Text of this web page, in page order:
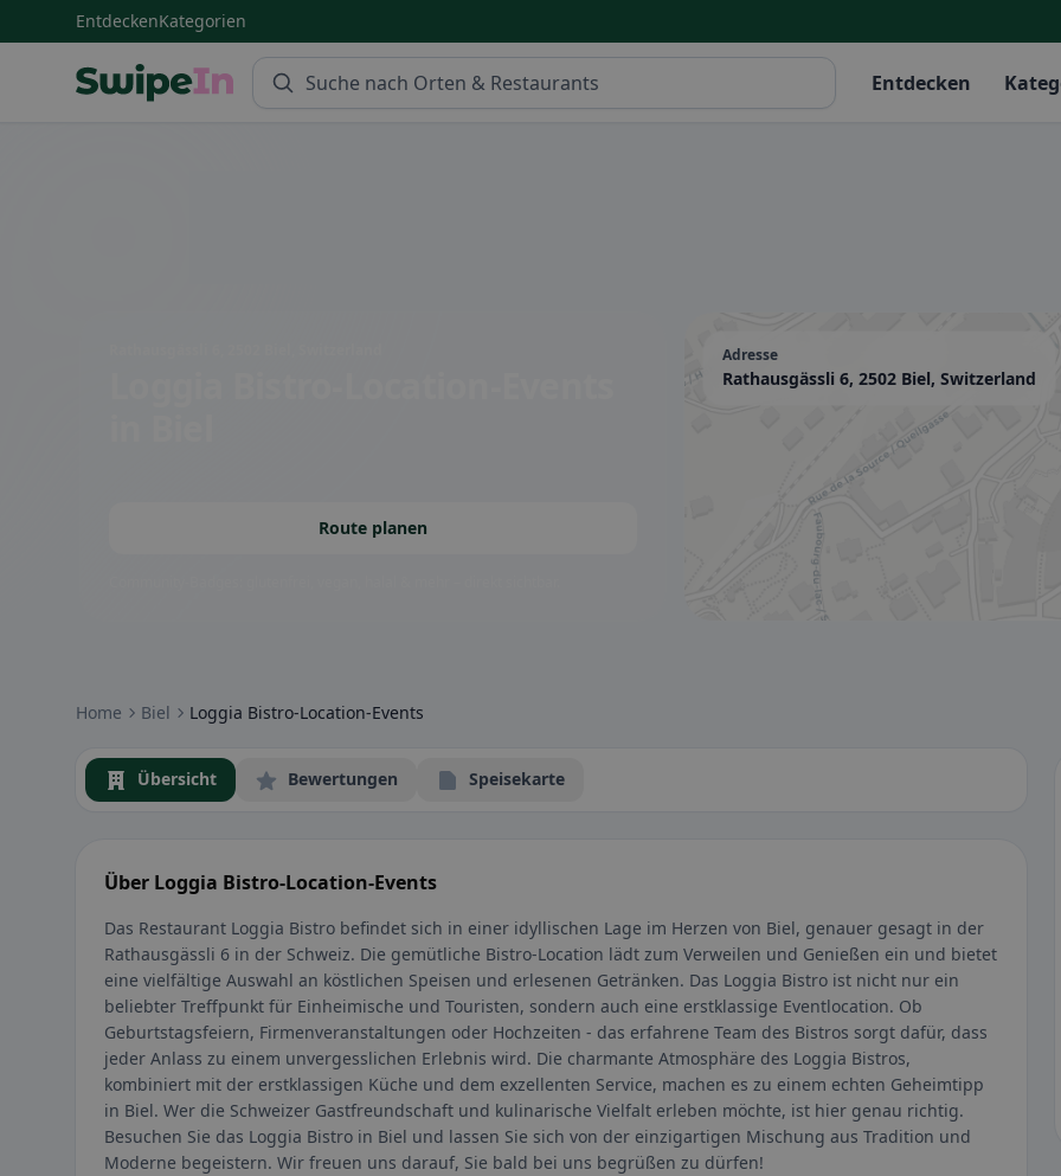
EntdeckenKategorien
Entdecken
Route planen
Adresse
Rathausgässli 6, 2502 Biel, Switzerland
Home Biel Loggia Bistro-Location-Events
Übersicht Bewertungen Speisekarte
Über Loggia Bistro-Location-Events
Das Restaurant Loggia Bistro befindet sich in einer idyllischen Lage im Herzen von Biel, genauer gesagt in der
Rathausgässli 6 in der Schweiz. Die gemütliche Bistro-Location lädt zum Verweilen und Genießen ein und bietet
eine vielfältige Auswahl an köstlichen Speisen und erlesenen Getränken. Das Loggia Bistro ist nicht nur ein
beliebter Treffpunkt für Einheimische und Touristen, sondern auch eine erstklassige Eventlocation. Ob
Geburtstagsfeiern, Firmenveranstaltungen oder Hochzeiten - das erfahrene Team des Bistros sorgt dafür, dass
jeder Anlass zu einem unvergesslichen Erlebnis wird. Die charmante Atmosphäre des Loggia Bistros,
kombiniert mit der erstklassigen Küche und dem exzellenten Service, machen es zu einem echten Geheimtipp
in Biel. Wer die Schweizer Gastfreundschaft und kulinarische Vielfalt erleben möchte, ist hier genau richtig.
Besuchen Sie das Loggia Bistro in Biel und lassen Sie sich von der einzigartigen Mischung aus Tradition und
Moderne begeistern. Wir freuen uns darauf, Sie bald bei uns begrüßen zu dürfen!